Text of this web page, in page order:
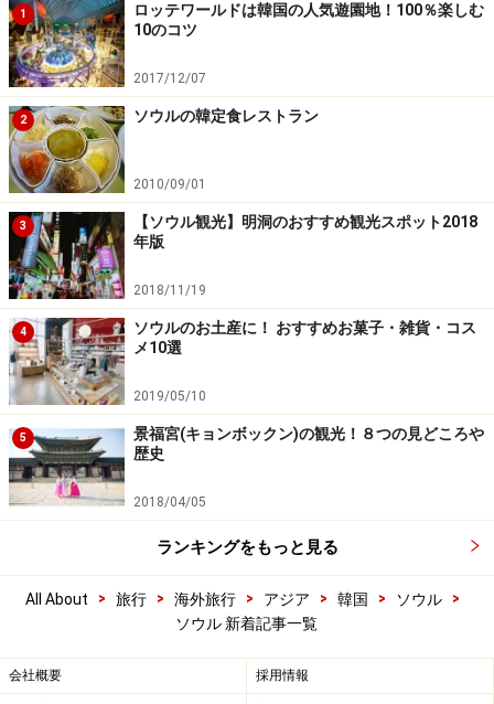
1
ロッテワールドは韓国の人気遊園地！100％楽しむ
10のコツ
2017/12/07
2 ソウルの韓定食レストラン
2010/09/01
3
【ソウル観光】明洞のおすすめ観光スポット2018
年版
2018/11/19
4
ソウルのお土産に！ おすすめお菓子・雑貨・コス
メ10選
2019/05/10
5
景福宮(キョンボックン)の観光！８つの見どころや
歴史
2018/04/05
ランキングをもっと見る
All About > 旅行 > 海外旅行 > アジア > 韓国 > ソウル
>
ソウル 新着記事一覧
会社概要 採用情報